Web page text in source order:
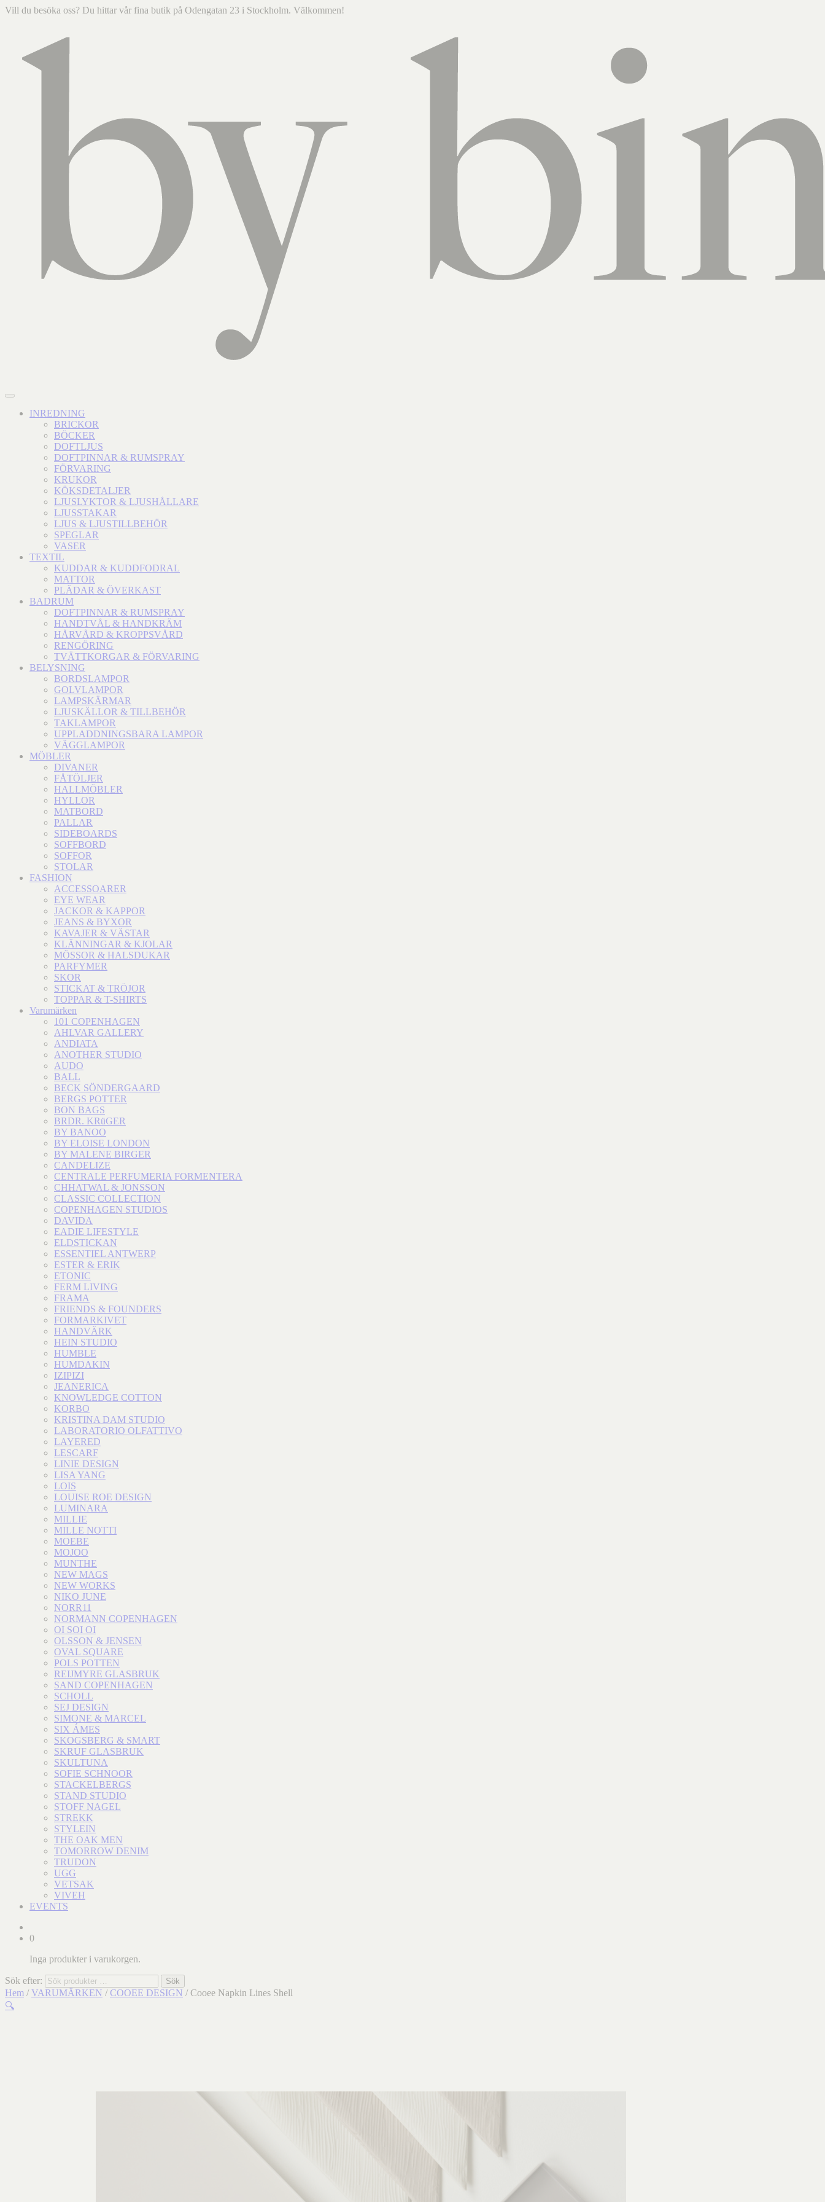
Vill du besöka oss? Du hittar vår fina butik på Odengatan 23 i Stockholm. Välkommen!
INREDNING
BRICKOR
BÖCKER
DOFTLJUS
DOFTPINNAR & RUMSPRAY
FÖRVARING
KRUKOR
KÖKSDETALJER
LJUSLYKTOR & LJUSHÅLLARE
LJUSSTAKAR
LJUS & LJUSTILLBEHÖR
SPEGLAR
VASER
TEXTIL
KUDDAR & KUDDFODRAL
MATTOR
PLÄDAR & ÖVERKAST
BADRUM
DOFTPINNAR & RUMSPRAY
HANDTVÅL & HANDKRÄM
HÅRVÅRD & KROPPSVÅRD
RENGÖRING
TVÄTTKORGAR & FÖRVARING
BELYSNING
BORDSLAMPOR
GOLVLAMPOR
LAMPSKÄRMAR
LJUSKÄLLOR & TILLBEHÖR
TAKLAMPOR
UPPLADDNINGSBARA LAMPOR
VÄGGLAMPOR
MÖBLER
DIVANER
FÅTÖLJER
HALLMÖBLER
HYLLOR
MATBORD
PALLAR
SIDEBOARDS
SOFFBORD
SOFFOR
STOLAR
FASHION
ACCESSOARER
EYE WEAR
JACKOR & KAPPOR
JEANS & BYXOR
KAVAJER & VÄSTAR
KLÄNNINGAR & KJOLAR
MÖSSOR & HALSDUKAR
PARFYMER
SKOR
STICKAT & TRÖJOR
TOPPAR & T-SHIRTS
Varumärken
101 COPENHAGEN
AHLVAR GALLERY
ANDIATA
ANOTHER STUDIO
AUDO
BALL
BECK SÖNDERGAARD
BERGS POTTER
BON BAGS
BRDR. KRüGER
BY BANOO
BY ELOISE LONDON
BY MALENE BIRGER
CANDELIZE
CENTRALE PERFUMERIA FORMENTERA
CHHATWAL & JONSSON
CLASSIC COLLECTION
COPENHAGEN STUDIOS
DAVIDA
EADIE LIFESTYLE
ELDSTICKAN
ESSENTIEL ANTWERP
ESTER & ERIK
ETONIC
FERM LIVING
FRAMA
FRIENDS & FOUNDERS
FORMARKIVET
HANDVÄRK
HEIN STUDIO
HUMBLE
HUMDAKIN
IZIPIZI
JEANERICA
KNOWLEDGE COTTON
KORBO
KRISTINA DAM STUDIO
LABORATORIO OLFATTIVO
LAYERED
LESCARF
LINIE DESIGN
LISA YANG
LOIS
LOUISE ROE DESIGN
LUMINARA
MILLIE
MILLE NOTTI
MOEBE
MOJOO
MUNTHE
NEW MAGS
NEW WORKS
NIKO JUNE
NORR11
NORMANN COPENHAGEN
OI SOI OI
OLSSON & JENSEN
OVAL SQUARE
POLS POTTEN
REIJMYRE GLASBRUK
SAND COPENHAGEN
SCHOLL
SEJ DESIGN
SIMONE & MARCEL
SIX ÁMES
SKOGSBERG & SMART
SKRUF GLASBRUK
SKULTUNA
SOFIE SCHNOOR
STACKELBERGS
STAND STUDIO
STOFF NAGEL
STREKK
STYLEIN
THE OAK MEN
TOMORROW DENIM
TRUDON
UGG
VETSAK
VIVEH
EVENTS
0
Inga produkter i varukorgen.
Sök efter: Sök
Hem / VARUMÄRKEN / COOEE DESIGN / Cooee Napkin Lines Shell
🔍